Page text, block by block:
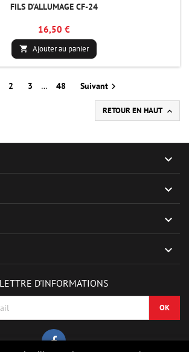
FILS D'ALLUMAGE CF-24
16,50 €
 Ajouter au panier
2 3 … 48 Suivant
RETOUR EN HAUT 




LETTRE D'INFORMATIONS